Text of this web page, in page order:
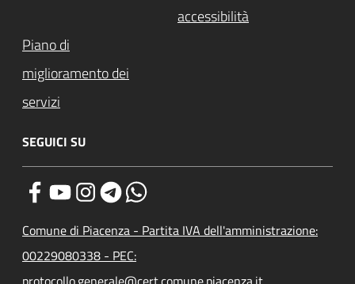
accessibilità
Piano di
miglioramento dei
servizi
SEGUICI SU
Comune di Piacenza - Partita IVA dell'amministrazione:
00229080338 - PEC: